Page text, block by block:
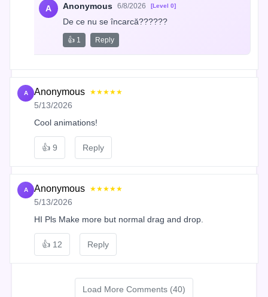
A Anonymous 6/8/2026 [Level 0]
De ce nu se încarcă??????
👍 1 Reply
A Anonymous ★★★★★
5/13/2026
Cool animations!
👍 9 Reply
A Anonymous ★★★★★
5/13/2026
HI Pls Make more but normal drag and drop.
👍 12 Reply
Load More Comments (40)